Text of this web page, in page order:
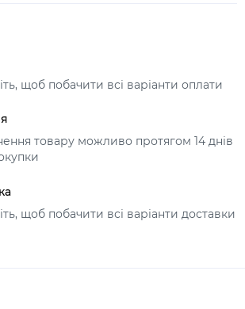
щоб побачити всі варіанти оплати
товару можливо протягом 14 днів
щоб побачити всі варіанти доставки